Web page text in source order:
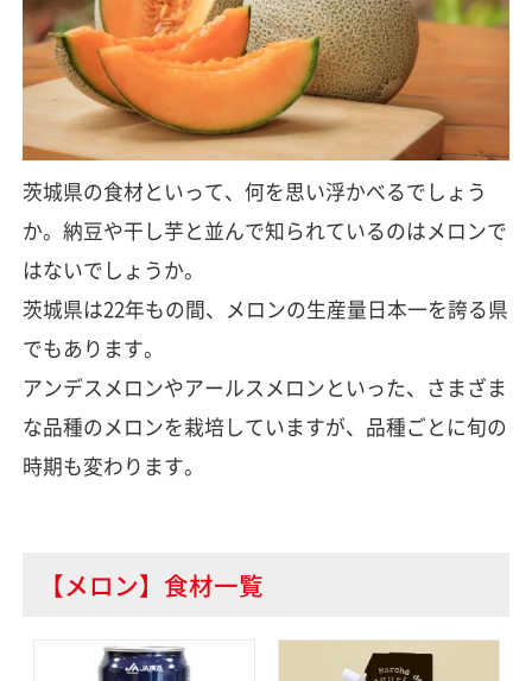
茨城県の食材といって、何を思い浮かべるでしょう
か。納豆や干し芋と並んで知られているのはメロンで
はないでしょうか。
茨城県は22年もの間、メロンの生産量日本一を誇る県
でもあります。
アンデスメロンやアールスメロンといった、さまざま
な品種のメロンを栽培していますが、品種ごとに旬の
時期も変わります。
【メロン】食材一覧